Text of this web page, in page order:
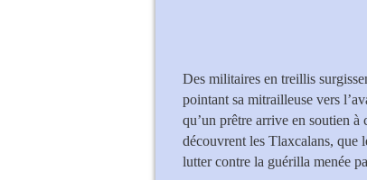
Des militaires en treillis
pointant sa mitrailleuse vers
qu’un prêtre arrive en soutien à
découvrent les Tlaxcalans, que
lutter contre la guérilla menée